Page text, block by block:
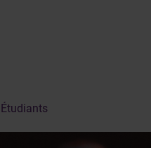
Étudiants